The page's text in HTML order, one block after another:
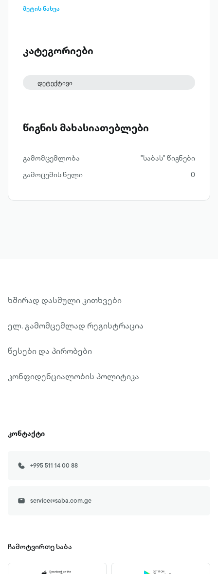
მეტის ნახვა
კატეგორიები
დეტექტივი
წიგნის მახასიათებლები
გამომცემლობა
"საბას" წიგნები
გამოცემის წელი
0
ხშირად დასმული კითხვები
ელ. გამომცემლად რეგისტრაცია
წესები და პირობები
კონფიდენციალობის პოლიტიკა
კონტაქტი
+995 511 14 00 88
service@saba.com.ge
ჩამოტვირთე საბა